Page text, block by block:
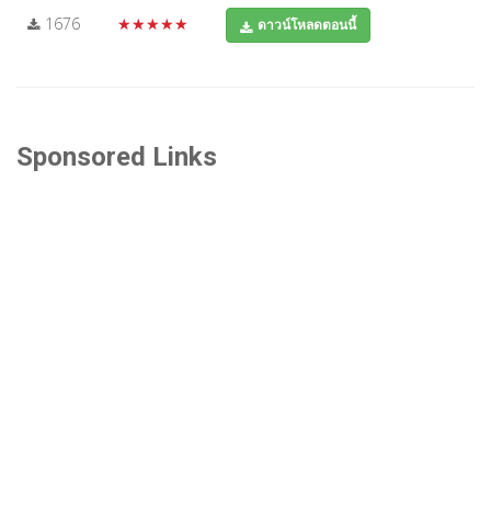
1676 ★★★★★ ดาวน์โหลดตอนนี้
Sponsored Links